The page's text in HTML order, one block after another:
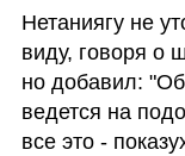
Нетаниягу не
виду, говоря о
но добавил:
ведется на
все это -